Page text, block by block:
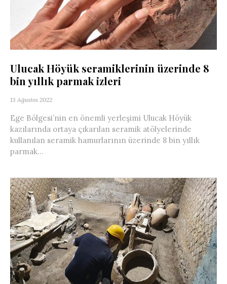
Ulucak Höyük seramiklerinin üzerinde 8
bin yıllık parmak izleri
13 Ağustos 2022
Ege Bölgesi’nin en önemli yerleşimi Ulucak Höyük
kazılarında ortaya çıkarılan seramik atölyelerinde
kullanılan seramik hamurlarının üzerinde 8 bin yıllık
parmak...